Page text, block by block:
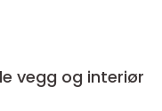
vegg og interiør